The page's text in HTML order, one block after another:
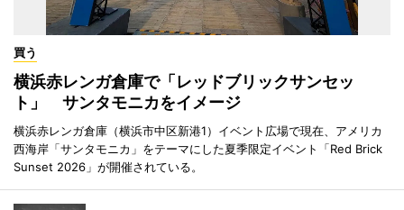
買う
横浜赤レンガ倉庫で「レッドブリックサンセッ
ト」 サンタモニカをイメージ
横浜赤レンガ倉庫（横浜市中区新港1）イベント広場で現在、アメリカ
西海岸「サンタモニカ」をテーマにした夏季限定イベント「Red Brick
Sunset 2026」が開催されている。